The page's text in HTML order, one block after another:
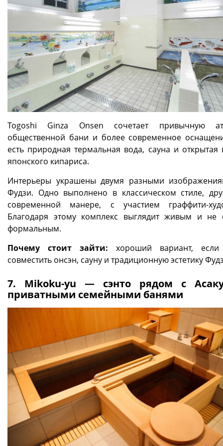
Togoshi Ginza Onsen сочетает привычную
общественной бани и более современное
есть природная термальная вода, сауна и открытая
японского кипариса.
Интерьеры украшены двумя разными
Фудзи. Одно выполнено в классическом стиле,
современной манере, с участием граффити-
Благодаря этому комплекс выглядит живым и не
формальным.
Почему стоит зайти: хороший вариант, если
совместить онсэн, сауну и традиционную эстетику
7. Mikoku-yu — сэнто рядом с
приватными семейными банями